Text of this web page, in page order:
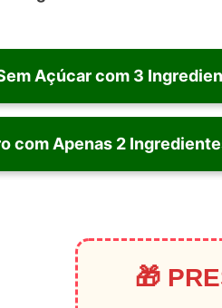
Açúcar com 3
com Apenas 2
🎁